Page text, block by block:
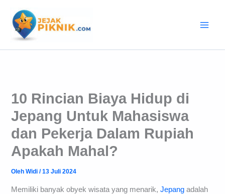
konten
10 Rincian Biaya Hidup di
Jepang Untuk Mahasiswa
dan Pekerja Dalam Rupiah
Apakah Mahal?
OlehWidi/13 Juli 2024
Memiliki banyak obyek wisata yang menarik,Jepang adalah